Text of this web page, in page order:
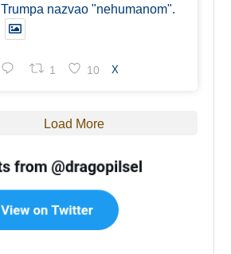
Trumpa nazvao "nehumanom".
1 10 X
Load More